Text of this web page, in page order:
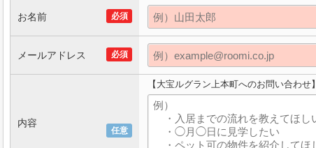
必須
お名前
必須
メールアドレス
任意
内容
【大宝ルグラン上本町へのお問い合わせ】